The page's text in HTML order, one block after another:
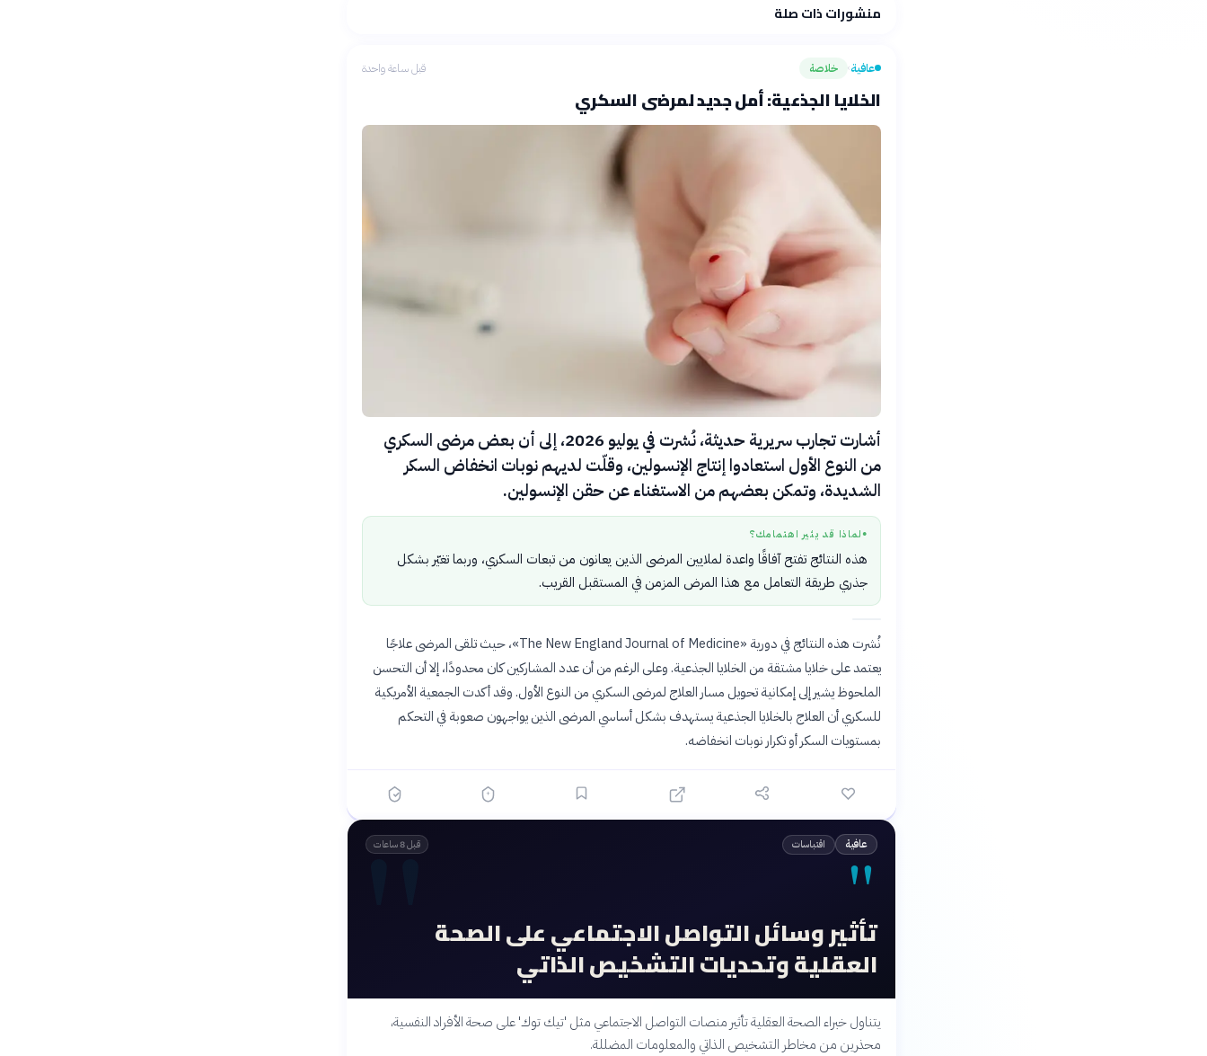
منشورات ذات صلة
عافية› خلاصة قبل ساعة واحدة
الخلايا الجذعية: أمل جديد لمرضى السكري
أشارت تجارب سريرية حديثة، نُشرت في يوليو 2026، إلى أن بعض مرضى السكري
من النوع الأول استعادوا إنتاج الإنسولين، وقلّت لديهم نوبات انخفاض السكر
الشديدة، وتمكن بعضهم من الاستغناء عن حقن الإنسولين.
● لماذا قد يثير اهتمامك؟
هذه النتائج تفتح آفاقًا واعدة لملايين المرضى الذين يعانون من تبعات السكري، وربما تغيّر بشكل
جذري طريقة التعامل مع هذا المرض المزمن في المستقبل القريب.
نُشرت هذه النتائج في دورية «The New England Journal of Medicine»، حيث تلقى المرضى علاجًا
يعتمد على خلايا مشتقة من الخلايا الجذعية. وعلى الرغم من أن عدد المشاركين كان محدودًا، إلا أن التحسن
الملحوظ يشير إلى إمكانية تحويل مسار العلاج لمرضى السكري من النوع الأول. وقد أكدت الجمعية الأمريكية
للسكري أن العلاج بالخلايا الجذعية يستهدف بشكل أساسي المرضى الذين يواجهون صعوبة في التحكم
بمستويات السكر أو تكرار نوبات انخفاضه.
" عافية اقتباسات قبل 8 ساعات "
تأثير وسائل التواصل الاجتماعي على الصحة
العقلية وتحديات التشخيص الذاتي
يتناول خبراء الصحة العقلية تأثير منصات التواصل الاجتماعي مثل 'تيك توك' على صحة الأفراد النفسية،
محذرين من مخاطر التشخيص الذاتي والمعلومات المضللة.